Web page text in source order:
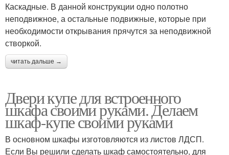
Каскадные. В данной конструкции одно полотно
неподвижное, а остальные подвижные, которые при
необходимости открывания прячутся за неподвижной
створкой.
читать дальше →
Двери купе для встроенного
шкафа своими руками. Делаем
шкаф-купе своими руками
В основном шкафы изготовляются из листов ЛДСП.
Если Вы решили сделать шкаф самостоятельно, для